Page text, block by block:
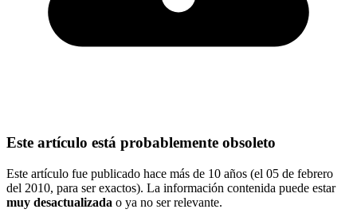
Este artículo está probablemente obsoleto
Este artículo fue publicado hace más de 10 años (el 05 de febrero
del 2010, para ser exactos). La información contenida puede estar
muy desactualizada o ya no ser relevante.